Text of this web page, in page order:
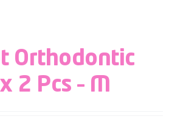
Orthodontic
2 Pcs – M